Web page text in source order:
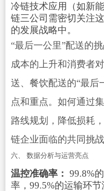
冷链技术应用（如新
链三公司需密切关注
的发展战略中。
“最后一公里”配送的
成本的上升和消费者
送、餐饮配送的“最后
点和重点。如何通过
路线规划，降低损耗
链企业面临的共同挑战
六、 数据分析与运营亮点
温控准确率： 99.8%
率，99.5%的运输环节